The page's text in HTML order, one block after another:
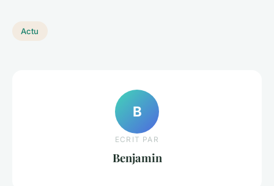
Actu
B
ECRIT PAR
Benjamin